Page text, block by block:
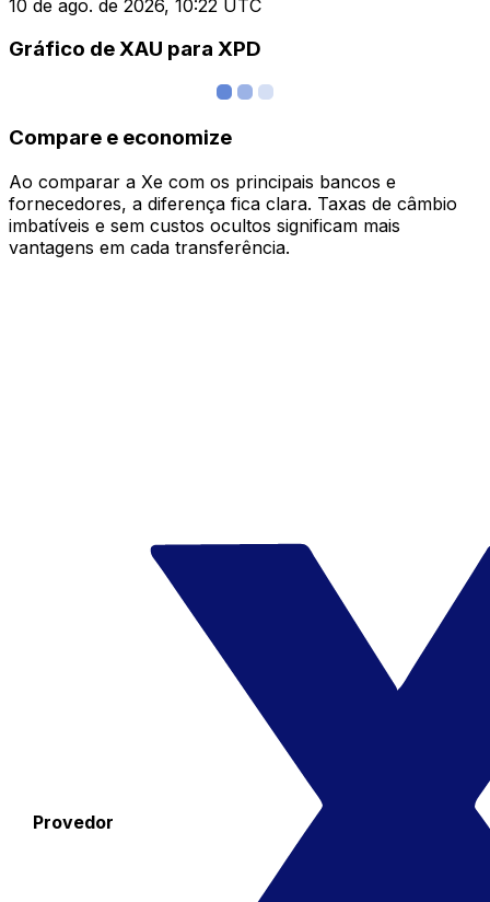
10 de ago. de 2026, 10:22 UTC
Gráfico de XAU para XPD
Compare e economize
Ao comparar a Xe com os principais bancos e
fornecedores, a diferença fica clara. Taxas de câmbio
imbatíveis e sem custos ocultos significam mais
vantagens em cada transferência.
Provedor